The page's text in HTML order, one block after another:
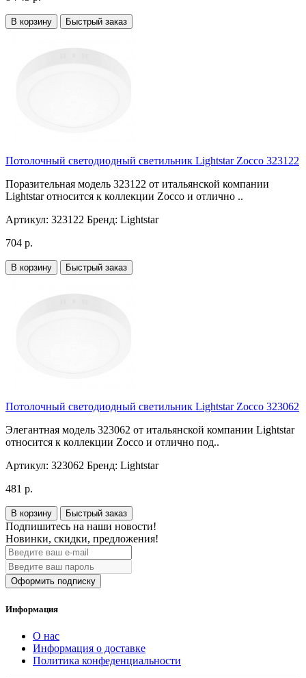
В корзину Быстрый заказ
Потолочный светодиодный светильник Lightstar Zocco 323122
Поразительная модель 323122 от итальянской компании
Lightstar относится к коллекции Zocco и отлично ..
Артикул: 323122 Бренд: Lightstar
704 р.
В корзину Быстрый заказ
Потолочный светодиодный светильник Lightstar Zocco 323062
Элегантная модель 323062 от итальянской компании Lightstar
относится к коллекции Zocco и отлично под..
Артикул: 323062 Бренд: Lightstar
481 р.
В корзину Быстрый заказ
Подпишитесь на наши новости!
Новинки, скидки, предложения!
Оформить подписку
Информация
О нас
Информация о доставке
Политика конфеденциальности